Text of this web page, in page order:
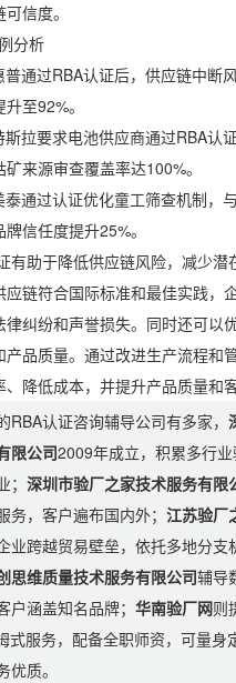
可信度。
分析
过RBA认证后，供应链中断
至92%。
要求电池供应商通过RBA认
来源审查覆盖率达100%。
过认证优化童工筛查机制，
信任度提升25%。
助于降低供应链风险，减少潜
链符合国际标准和最佳实践，
纠纷和声誉损失。同时还可以
品质量。通过改进生产流程和
降低成本，并提升产品质量和
RBA认证咨询辅导公司有多家，
限公司2009年成立，积累多行
；深圳市验厂之家技术服务有限
务，客户遍布国内外；江苏验厂
业跨越贸易壁垒，依托多地分支
思维质量技术服务有限公司辅导
户涵盖知名品牌；华南验厂网则
式服务，配备全职师资，可量身
质。